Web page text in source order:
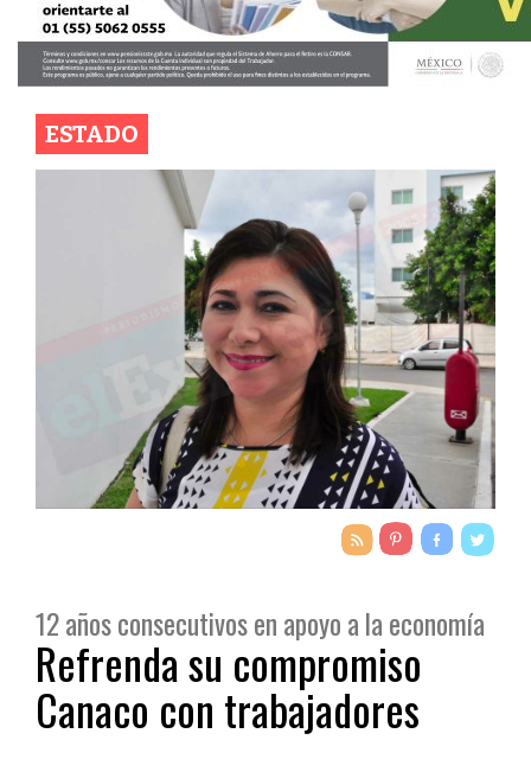
ESTADO
12 años consecutivos en apoyo a la economía
Refrenda su compromiso
Canaco con trabajadores